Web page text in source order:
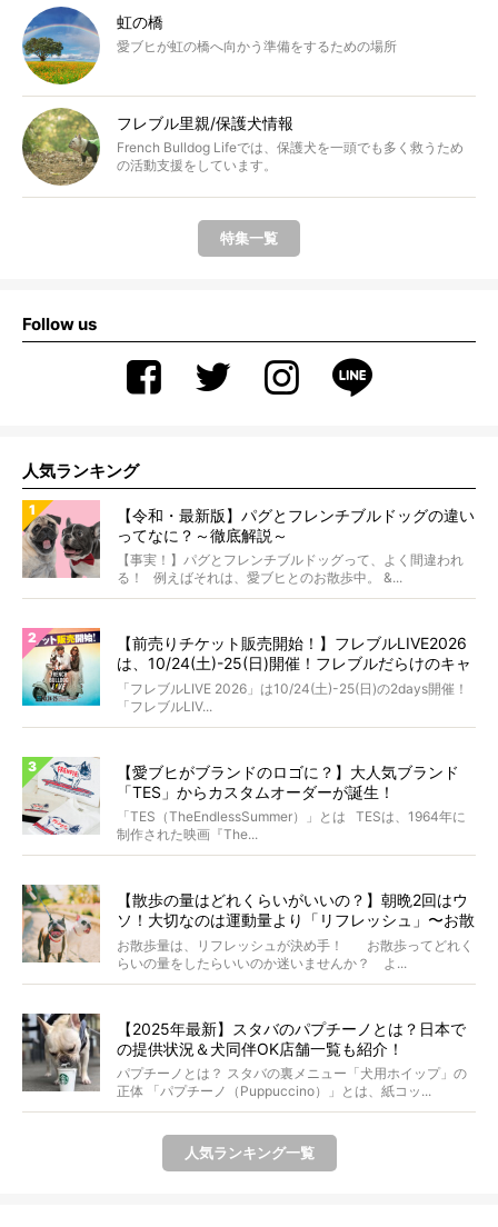
虹の橋
愛ブヒが虹の橋へ向かう準備をするための場所
フレブル里親/保護犬情報
French Bulldog Lifeでは、保護犬を一頭でも多く救うため
の活動支援をしています。
特集一覧
Follow us
人気ランキング
【令和・最新版】パグとフレンチブルドッグの違い
ってなに？～徹底解説～
【事実！】パグとフレンチブルドッグって、よく間違われ
る！ 例えばそれは、愛ブヒとのお散歩中。 &...
【前売りチケット販売開始！】フレブルLIVE2026
は、10/24(土)-25(日)開催！フレブルだらけのキャ
ンプ・前夜祭・バスプランも新登場!?
「フレブルLIVE 2026」は10/24(土)-25(日)の2days開催！
「フレブルLIV...
【愛ブヒがブランドのロゴに？】大人気ブランド
「TES」からカスタムオーダーが誕生！
「TES（TheEndlessSummer）」とは TESは、1964年に
制作された映画『The...
【散歩の量はどれくらいがいいの？】朝晩2回はウ
ソ！大切なのは運動量より「リフレッシュ」〜お散
歩にまつわる疑問FAQつき〜
お散歩量は、リフレッシュが決め手！ お散歩ってどれく
らいの量をしたらいいのか迷いませんか？ よ...
【2025年最新】スタバのパプチーノとは？日本で
の提供状況＆犬同伴OK店舗一覧も紹介！
パプチーノとは？ スタバの裏メニュー「犬用ホイップ」の
正体 「パプチーノ（Puppuccino）」とは、紙コッ...
人気ランキング一覧